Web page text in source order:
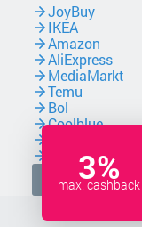
JoyBuy
IKEA
Amazon
AliExpress
MediaMarkt
Temu
Bol
Coolblue
Zalando
Facebook
3%
max. cashback